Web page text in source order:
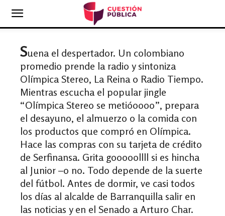
Suena el despertador. Un colombiano
promedio prende la radio y sintoniza
Olímpica Stereo, La Reina o Radio Tiempo.
Mientras escucha el popular jingle
“Olímpica Stereo se metióoooo”, prepara
el desayuno, el almuerzo o la comida con
los productos que compró en Olímpica.
Hace las compras con su tarjeta de crédito
de Serfinansa. Grita gooooollll si es hincha
al Junior –o no. Todo depende de la suerte
del fútbol. Antes de dormir, ve casi todos
los días al alcalde de Barranquilla salir en
las noticias y en el Senado a Arturo Char.